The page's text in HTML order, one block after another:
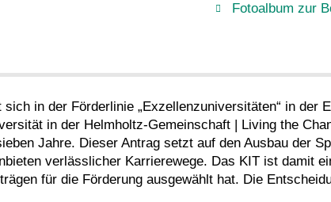
Fotoalbum zur
in der Förderlinie „Exzellenzuniversitäten“ in der
in der Helmholtz-Gemeinschaft | Living the
Jahre. Dieser Antrag setzt auf den Ausbau der
verlässlicher Karrierewege. Das KIT ist damit
für die Förderung ausgewählt hat. Die